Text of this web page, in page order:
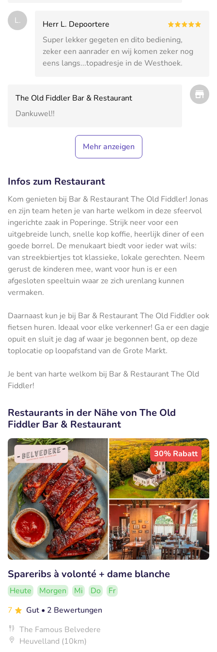
L.
Herr L. Depoortere
Super lekker gegeten en dito bediening,
zeker een aanrader en wij komen zeker nog
eens langs...topadresje in de Westhoek.
The Old Fiddler Bar & Restaurant
Dankuwel!!
Mehr anzeigen
Infos zum Restaurant
Kom genieten bij Bar & Restaurant The Old Fiddler! Jonas
en zijn team heten je van harte welkom in deze sfeervol
ingerichte zaak in Poperinge. Strijk neer voor een
uitgebreide lunch, snelle kop koffie, heerlijk diner of een
goede borrel. De menukaart biedt voor ieder wat wils:
van streekbiertjes tot klassieke, lokale gerechten. Neem
gerust de kinderen mee, want voor hun is er een
afgesloten speeltuin waar ze zich urenlang kunnen
vermaken.
Daarnaast kun je bij Bar & Restaurant The Old Fiddler ook
fietsen huren. Ideaal voor elke verkenner! Ga er een dagje
opuit en sluit je dag af waar je begonnen bent, op deze
toplocatie op loopafstand van de Grote Markt.
Je bent van harte welkom bij Bar & Restaurant The Old
Fiddler!
Restaurants in der Nähe von The Old
Fiddler Bar & Restaurant
30% Rabatt
Spareribs à volonté + dame blanche
Heute Morgen Mi Do
Fr
7
Gut • 2 Bewertungen
The Famous Belvedere
Heuvelland (10km)